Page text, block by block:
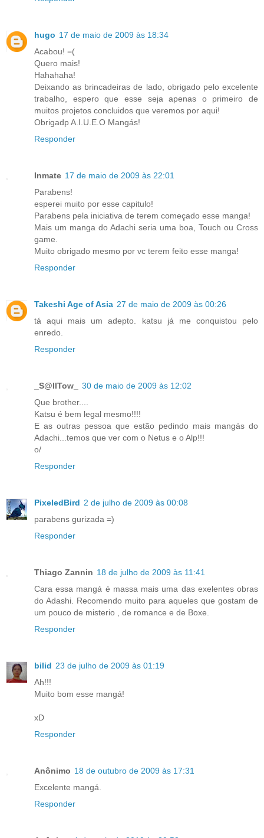
hugo 17 de maio de 2009 às 18:34
Acabou! =(
Quero mais!
Hahahaha!
Deixando as brincadeiras de lado, obrigado pelo excelente
trabalho, espero que esse seja apenas o primeiro de
muitos projetos concluidos que veremos por aqui!
Obrigadp A.I.U.E.O Mangás!
Responder
Inmate 17 de maio de 2009 às 22:01
Parabens!
esperei muito por esse capitulo!
Parabens pela iniciativa de terem começado esse manga!
Mais um manga do Adachi seria uma boa, Touch ou Cross
game.
Muito obrigado mesmo por vc terem feito esse manga!
Responder
Takeshi Age of Asia 27 de maio de 2009 às 00:26
tá aqui mais um adepto. katsu já me conquistou pelo
enredo.
Responder
_S@llTow_
30 de maio de 2009 às 12:02
Que brother....
Katsu é bem legal mesmo!!!!
E as outras pessoa que estão pedindo mais mangás do
Adachi...temos que ver com o Netus e o Alp!!!
o/
Responder
PixeledBird 2 de julho de 2009 às 00:08
parabens gurizada =)
Responder
Thiago Zannin 18 de julho de 2009 às 11:41
Cara essa mangá é massa mais uma das exelentes obras
do Adashi. Recomendo muito para aqueles que gostam de
um pouco de misterio , de romance e de Boxe.
Responder
bilid 23 de julho de 2009 às 01:19
Ah!!!
Muito bom esse mangá!
xD
Responder
Anônimo 18 de outubro de 2009 às 17:31
Excelente mangá.
Responder